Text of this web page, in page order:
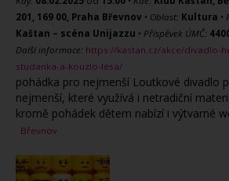
201, 169 00, Praha Břevnov • Oblast: Kultura •
Kaštan – scéna Unijazzu • Příspěvek ÚMČ:
Další informace: https://kastan.cz/akce/divadlo-
studanka-a-kouzlo-lesa/
pohádka pro nejmenší Loutkové divadlo
nejmenší, které využívá i netradiční
kromě pohádek dětem nabízí i výtvarné
Břevnov